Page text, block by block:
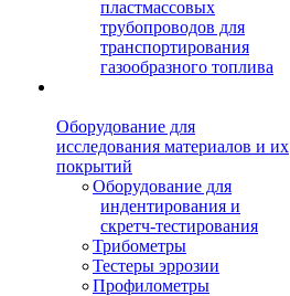
пластмассовых
трубопроводов для
транспортирования
газообразного топлива
Оборудование для
исследования материалов и их
покрытий
Оборудование для
индентирования и
скретч-тестирования
Трибометры
Тестеры эррозии
Профилометры